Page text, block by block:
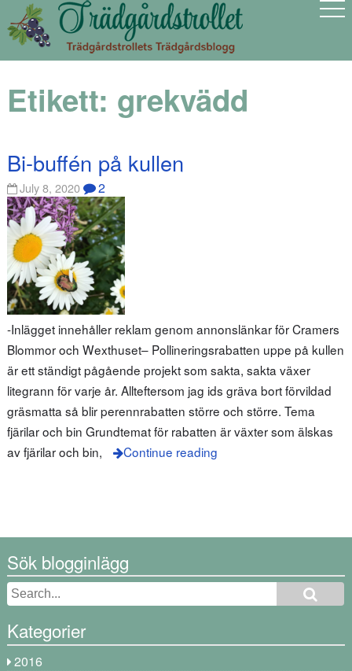
Etikett: grekvädd
Bi-buffén på kullen
July 8, 2020 2
-Inlägget innehåller reklam genom annonslänkar för Cramers
Blommor och Wexthuset– Pollineringsrabatten uppe på kullen
är ett ständigt pågående projekt som sakta, sakta växer
litegrann för varje år. Allteftersom jag ids gräva bort förvildad
gräsmatta så blir perennrabatten större och större. Tema
fjärilar och bin Grundtemat för rabatten är växter som älskas
av fjärilar och bin,
Continue reading
Sök blogginlägg
Kategorier
2016